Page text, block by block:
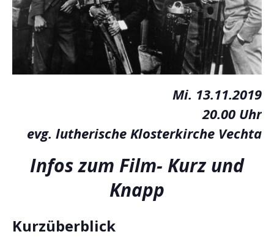
Mi. 13.11.2019
20.00 Uhr
evg. lutherische Klosterkirche Vechta
Infos zum Film- Kurz und
Knapp
Kurzüberblick